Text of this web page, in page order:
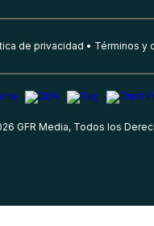
de privacidad Términos y
GFR Media, Todos los